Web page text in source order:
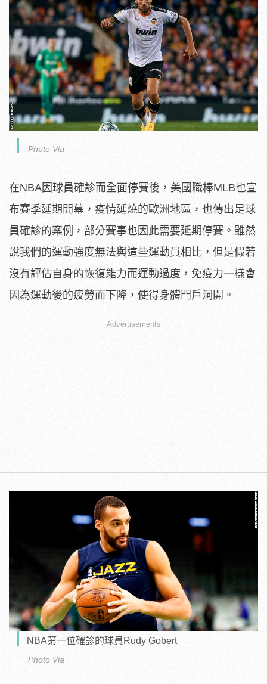
Photo Via
在NBA因球員確診而全面停賽後，美國職棒MLB也宣
布賽季延期開幕，疫情延燒的歐洲地區，也傳出足球
員確診的案例，部分賽事也因此需要延期停賽。雖然
說我們的運動強度無法與這些運動員相比，但是假若
沒有評估自身的恢復能力而運動過度，免疫力一樣會
因為運動後的疲勞而下降，使得身體門戶洞開。
Advertisements
NBA第一位確診的球員Rudy Gobert
Photo Via